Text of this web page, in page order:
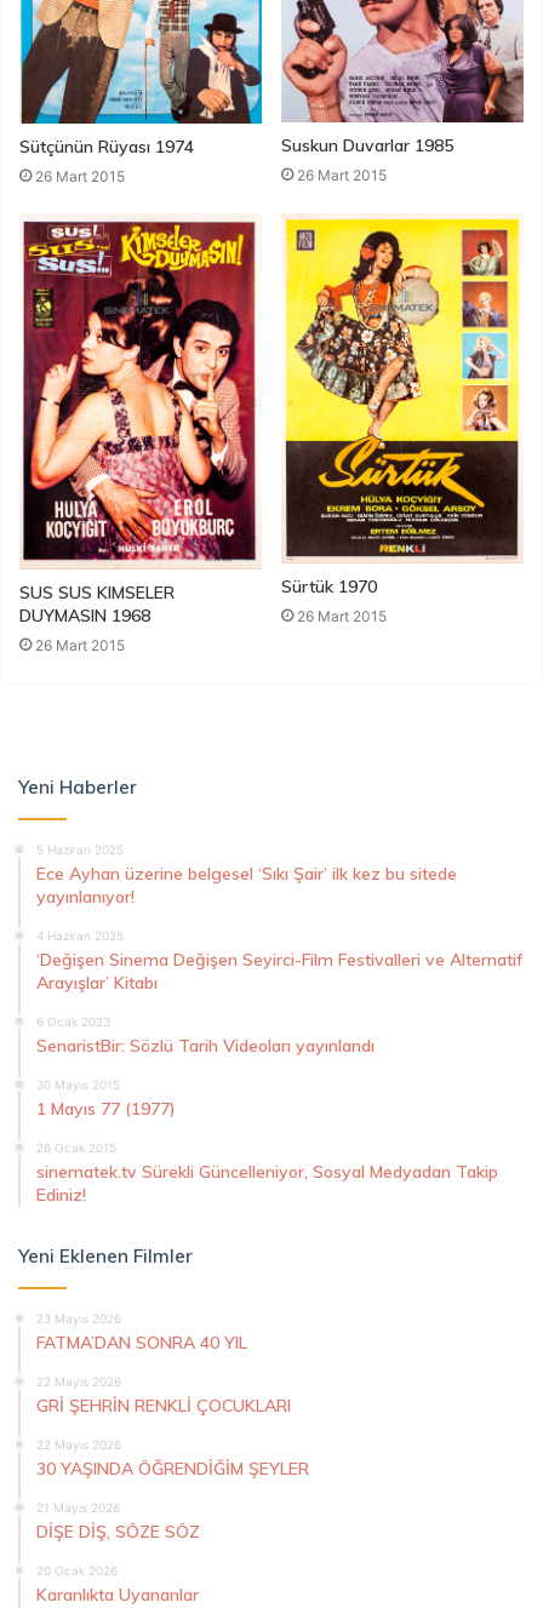
Sütçünün Rüyası 1974
26 Mart 2015
Suskun Duvarlar 1985
26 Mart 2015
SUS SUS KIMSELER
DUYMASIN 1968
26 Mart 2015
Sürtük 1970
26 Mart 2015
Yeni Haberler
5 Haziran 2025
Ece Ayhan üzerine belgesel ‘Sıkı Şair’ ilk kez bu sitede
yayınlanıyor!
4 Haziran 2025
‘Değişen Sinema Değişen Seyirci-Film Festivalleri ve Alternatif
Arayışlar’ Kitabı
6 Ocak 2023
SenaristBir: Sözlü Tarih Videoları yayınlandı
30 Mayıs 2015
1 Mayıs 77 (1977)
26 Ocak 2015
sinematek.tv Sürekli Güncelleniyor, Sosyal Medyadan Takip
Ediniz!
Yeni Eklenen Filmler
23 Mayıs 2026
FATMA’DAN SONRA 40 YIL
22 Mayıs 2026
GRİ ŞEHRİN RENKLİ ÇOCUKLARI
22 Mayıs 2026
30 YAŞINDA ÖĞRENDİĞİM ŞEYLER
21 Mayıs 2026
DİŞE DİŞ, SÖZE SÖZ
20 Ocak 2026
Karanlıkta Uyananlar